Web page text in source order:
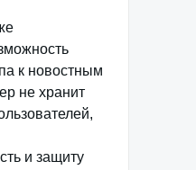
к новостным
не хранит
и защиту